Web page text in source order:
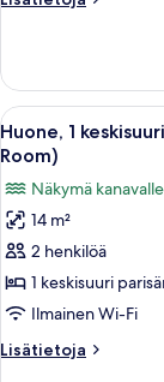
(Captain
kuvat
keskisuuri
parisänky,
näköala
kanavalle
(Captain
Room)
Avaa
kaikki
huonetyypin
Huone,
1
keskisuuri
parisänky,
näköala
kanavalle
(Cosy
6
Huone, 1
Room)
Näkymä kanavalle
14 m²
2 henkilöä
1 keskisuuri
Ilmainen Wi-Fi
Lisätietoja
Lisätietoja